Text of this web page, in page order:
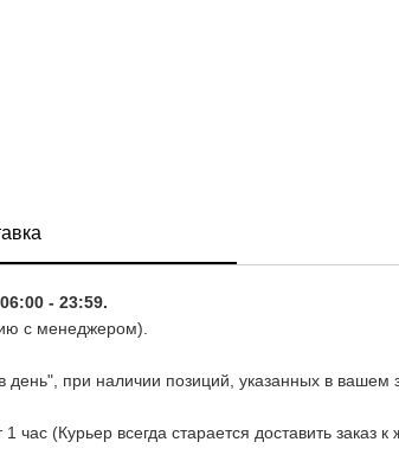
- 23:59.
с менеджером).
при наличии позиций, указанных в вашем
1 час (Курьер всегда старается доставить заказ